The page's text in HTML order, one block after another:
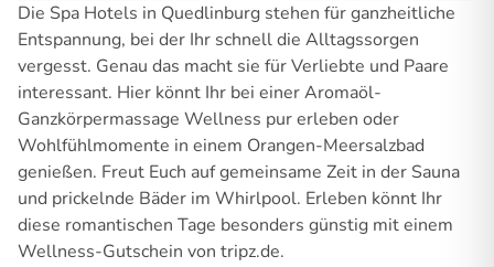
Die Spa Hotels in Quedlinburg stehen für ganzheitliche
Entspannung, bei der Ihr schnell die Alltagssorgen
vergesst. Genau das macht sie für Verliebte und Paare
interessant. Hier könnt Ihr bei einer Aromaöl-
Ganzkörpermassage Wellness pur erleben oder
Wohlfühlmomente in einem Orangen-Meersalzbad
genießen. Freut Euch auf gemeinsame Zeit in der Sauna
und prickelnde Bäder im Whirlpool. Erleben könnt Ihr
diese romantischen Tage besonders günstig mit einem
Wellness-Gutschein von tripz.de.